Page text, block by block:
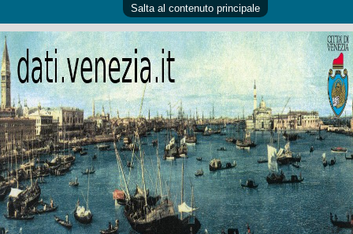
Salta al contenuto principale